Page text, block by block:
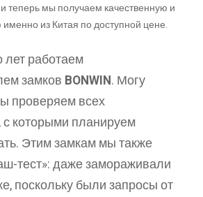
теперь мы получаем качественную и
из Китая по доступной цене.
работаем
замков BONWIN. Могу
проверяем всех
с которыми планируем
Этим замкам мы также
тест»: даже замораживали
поскольку были запросы от